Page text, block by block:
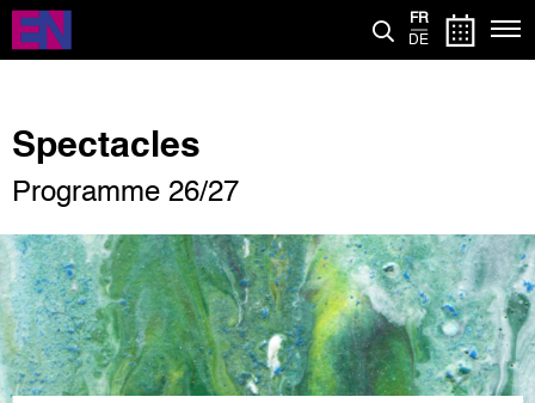
Aller
contenu
FR
DE
Spectacles
Programme 26/27